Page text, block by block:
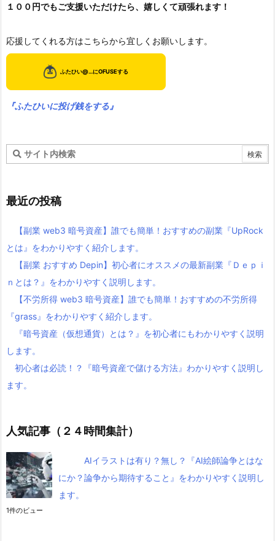
１００円でもご支援いただけたら、嬉しくて頑張れます！
応援してくれる方はこちらから宜しくお願いします。
『ふたひいに投げ銭をする』
最近の投稿
【副業 web3 暗号資産】誰でも簡単！おすすめの副業『UpRock
とは』をわかりやすく紹介します。
【副業 おすすめ Depin】初心者にオススメの最新副業『Ｄｅｐｉ
ｎとは？』をわかりやすく説明します。
【不労所得 web3 暗号資産】誰でも簡単！おすすめの不労所得
『grass』をわかりやすく紹介します。
『暗号資産（仮想通貨）とは？』を初心者にもわかりやすく説明
します。
初心者は必読！？『暗号資産で儲ける方法』わかりやすく説明し
ます。
人気記事（２４時間集計）
AIイラストは有り？無し？『AI絵師論争とはな
にか？論争から期待すること』をわかりやすく説明し
ます。
1件のビュー